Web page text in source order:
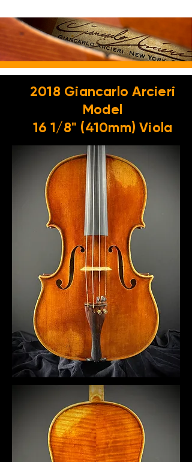
2018 Giancarlo Arcieri
Model
16 1/8" (410mm) Viola